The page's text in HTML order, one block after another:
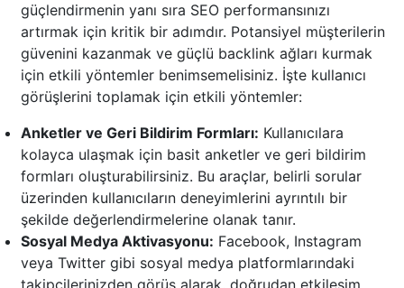
güçlendirmenin yanı sıra SEO performansınızı
artırmak için kritik bir adımdır. Potansiyel müşterilerin
güvenini kazanmak ve güçlü backlink ağları kurmak
için etkili yöntemler benimsemelisiniz. İşte kullanıcı
görüşlerini toplamak için etkili yöntemler:
Anketler ve Geri Bildirim Formları: Kullanıcılara
kolayca ulaşmak için basit anketler ve geri bildirim
formları oluşturabilirsiniz. Bu araçlar, belirli sorular
üzerinden kullanıcıların deneyimlerini ayrıntılı bir
şekilde değerlendirmelerine olanak tanır.
Sosyal Medya Aktivasyonu: Facebook, Instagram
veya Twitter gibi sosyal medya platformlarındaki